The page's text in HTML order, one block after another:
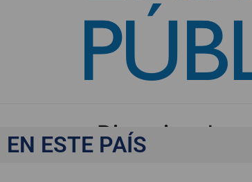
«Divorcios de
EN ESTE PAÍS